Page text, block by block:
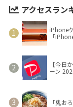
アクセスラン
iPhone
「
【今日
ーン
「鬼お